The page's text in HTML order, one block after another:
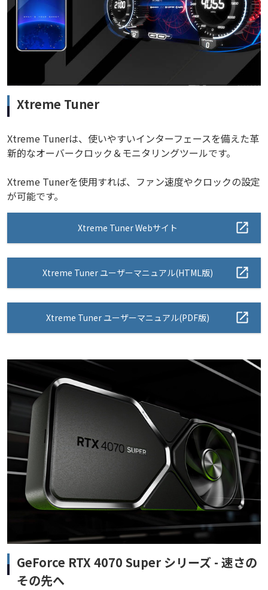
Xtreme Tuner
Xtreme Tunerは、使いやすいインターフェースを備えた革
新的なオーバークロック＆モニタリングツールです。
Xtreme Tunerを使用すれば、ファン速度やクロックの設定
が可能です。
Xtreme Tuner Webサイト
Xtreme Tuner ユーザーマニュアル(HTML版)
Xtreme Tuner ユーザーマニュアル(PDF版)
GeForce RTX 4070 Super シリーズ - 速さの
その先へ